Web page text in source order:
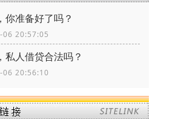
你准备好了吗？
20:57:05
私人借贷合法吗？
20:56:10